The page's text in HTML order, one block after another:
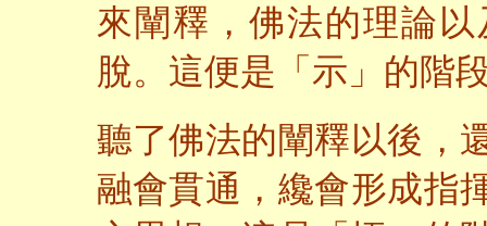
來闡釋，佛法的理論
脫。這便是「示」的階
聽了佛法的闡釋以後，
融會貫通，纔會形成指